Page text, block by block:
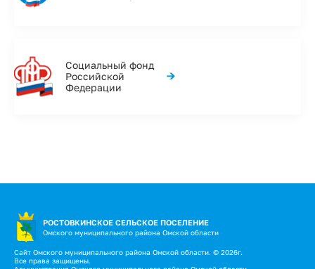
Социальный фонд
Российской
Федерации
→
РОСТОВКИНСКОЕ СЕЛЬСКОЕ ПОСЕЛЕНИЕ
Омского муниципального района Омской области
Сайт Омского муниципального района Омской области. © 2026г.
Все права защищены.